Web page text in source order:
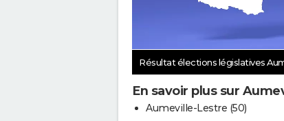
Résultat élections législatives
En savoir plus sur
Aumeville-Lestre (50)